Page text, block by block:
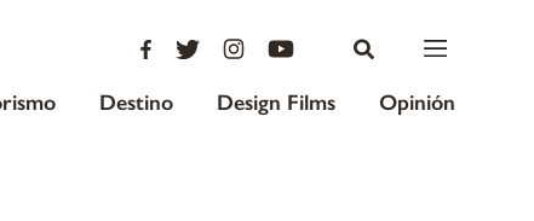
Destino Design Films Opinión